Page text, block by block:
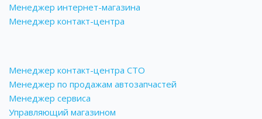
Менеджер интернет-магазина
Менеджер контакт-центра
Менеджер контакт-центра СТО
Менеджер по продажам автозапчастей
Менеджер сервиса
Управляющий магазином